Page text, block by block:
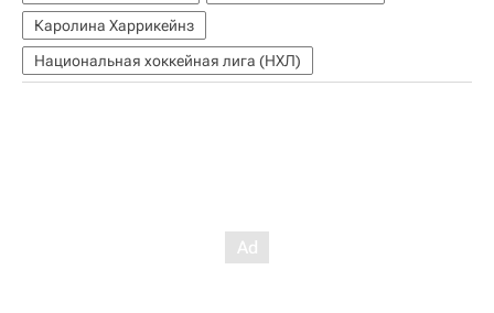
Каролина Харрикейнз
Национальная хоккейная лига (НХЛ)